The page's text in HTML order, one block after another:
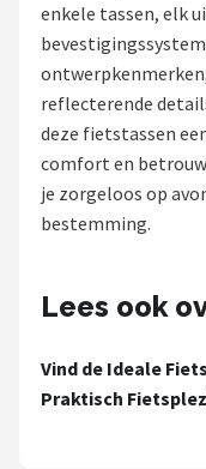
Elektrische
Mountainbikes
Shop
Basil
Volare
AXA
enkele tassen, elk
reflecterende
deze fietstassen
comfort en
je zorgeloos op
bestemming.
Lees ook
Vind de Ideale
Praktisch